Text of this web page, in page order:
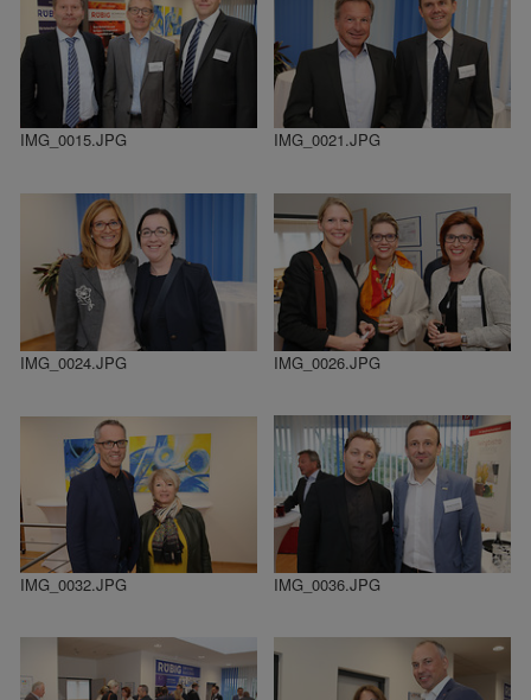
IMG_0015.JPG IMG_0021.JPG
IMG_0024.JPG IMG_0026.JPG
IMG_0032.JPG IMG_0036.JPG